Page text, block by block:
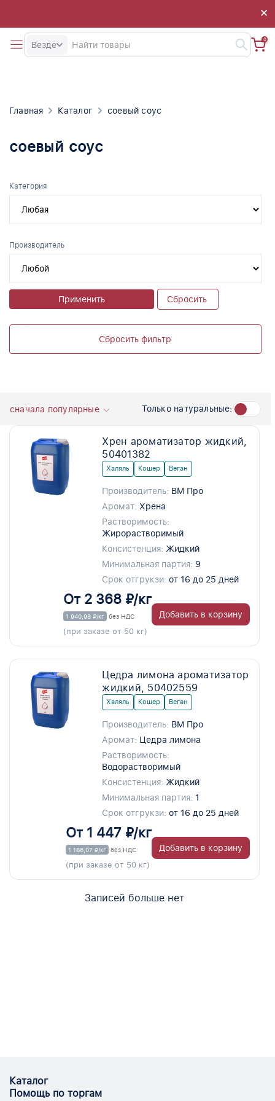
×
×
Везде
0
Главная Каталог соевый соус
соевый соус
Категория
Производитель
Применить Сбросить
Сбросить фильтр
сначала популярные Только натуральные:
Хрен ароматизатор жидкий,
50401382
Халяль Кошер Веган
Производитель: ВМ Про
Аромат: Хрена
Растворимость:
Жирорастворимый
Консистенция: Жидкий
Минимальная партия: 9
Срок отгрукзи: от 16 до 25 дней
От 2 368 ₽/кг
1 940,98 ₽/кг без НДС
(при заказе от 50 кг)
Добавить в корзину
Цедра лимона ароматизатор
жидкий, 50402559
Халяль Кошер Веган
Производитель: ВМ Про
Аромат: Цедра лимона
Растворимость:
Водорастворимый
Консистенция: Жидкий
Минимальная партия: 1
Срок отгрукзи: от 16 до 25 дней
От 1 447 ₽/кг
1 186,07 ₽/кг без НДС
(при заказе от 50 кг)
Добавить в корзину
Записей больше нет
Каталог
Помощь по торгам